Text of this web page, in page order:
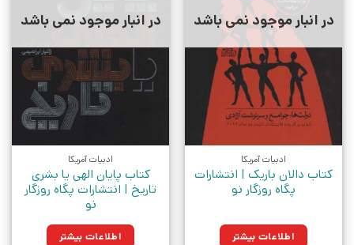
در انبار موجود نمی باشد
ادبیات آمریکا
کتاب دالان باریک | انتشارات
پگاه روزگار نو
اطلاعات بیشتر
در انبار موجود نمی باشد
ادبیات آمریکا
کتاب پایان الهی یا بشری
تاریخ | انتشارات پگاه روزگار
نو
اطلاعات بیشتر